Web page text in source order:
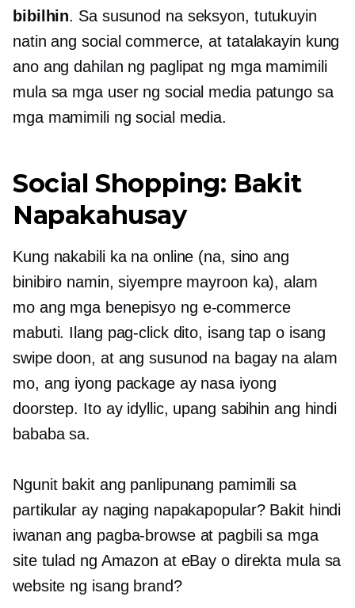
bibilhin. Sa susunod na seksyon, tutukuyin
natin ang social commerce, at tatalakayin kung
ano ang dahilan ng paglipat ng mga mamimili
mula sa mga user ng social media patungo sa
mga mamimili ng social media.
Social Shopping: Bakit
Napakahusay
Kung nakabili ka na online (na, sino ang
binibiro namin, siyempre mayroon ka), alam
mo ang mga benepisyo ng e-commerce
mabuti. Ilang pag-click dito, isang tap o isang
swipe doon, at ang susunod na bagay na alam
mo, ang iyong package ay nasa iyong
doorstep. Ito ay idyllic, upang sabihin ang hindi
bababa sa.
Ngunit bakit ang panlipunang pamimili sa
partikular ay naging napakapopular? Bakit hindi
iwanan ang pagba-browse at pagbili sa mga
site tulad ng Amazon at eBay o direkta mula sa
website ng isang brand?